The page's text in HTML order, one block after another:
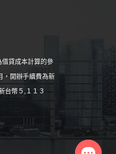
貸成本計算的參
，開辦手續費為新
台幣５,１１３